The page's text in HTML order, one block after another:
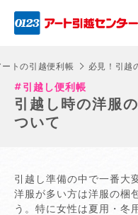
ートの引越便利帳 必見！引越
引越し便利帳
引越し時の洋服
ついて
引越し準備の中で一番大
洋服が多い方は洋服の梱
う。特に女性は夏用・冬